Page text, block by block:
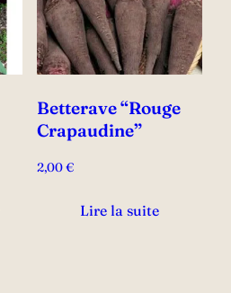
Betterave “Rouge
Crapaudine”
2,00€
Lire la suite